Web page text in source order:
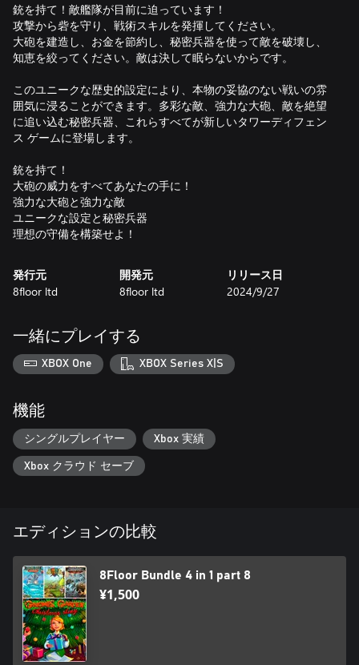
銃を持て！敵艦隊が目前に迫っています！
攻撃から砦を守り、戦術スキルを発揮してください。
大砲を建造し、お金を節約し、秘密兵器を使って敵を破壊し、
知恵を絞ってください。敵は決して眠らないからです。
このユニークな歴史的設定により、本物の妥協のない戦いの雰
囲気に浸ることができます。多彩な敵、強力な大砲、敵を絶望
に追い込む秘密兵器、これらすべてが新しいタワーディフェン
ス ゲームに登場します。
銃を持て！
大砲の威力をすべてあなたの手に！
強力な大砲と強力な敵
ユニークな設定と秘密兵器
理想の守備を構築せよ！
発行元
8floor ltd
開発元
8floor ltd
リリース日
2024/9/27
一緒にプレイする
XBOX One XBOX Series X|S
機能
シングルプレイヤー Xbox 実績
Xbox クラウド セーブ
エディションの比較
8Floor Bundle 4 in 1 part 8
¥1,500